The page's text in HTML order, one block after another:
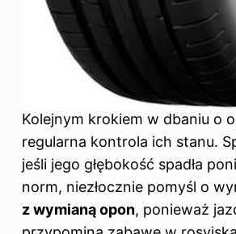
Kolejnym krokiem w dbaniu o
regularna kontrola ich stanu.
jeśli jego głębokość spadła
norm, niezłocznie pomyśl o
z wymianąopon, ponieważ